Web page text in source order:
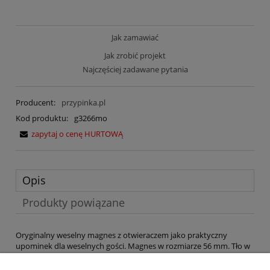
Jak zamawiać
Jak zrobić projekt
Najczęściej zadawane pytania
Producent:
przypinka.pl
Kod produktu:
g3266mo
zapytaj o cenę HURTOWĄ
Opis
Produkty powiązane
Oryginalny weselny magnes z otwieraczem jako praktyczny
upominek dla weselnych gości. Magnes w rozmiarze 56 mm. Tło w
stylowym kolorze modnym w 2020 roku - Classic Blue. U góry i u